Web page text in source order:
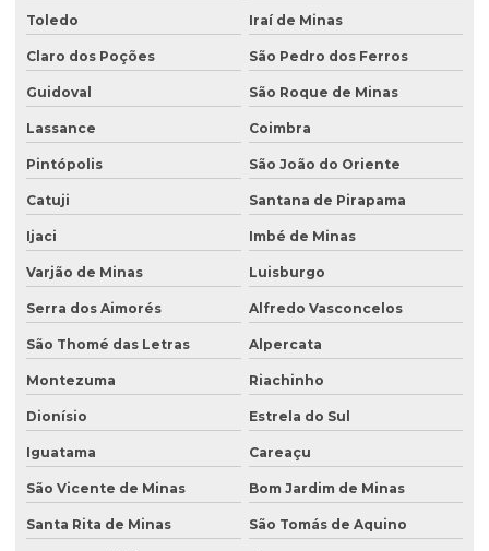
Toledo Iraí de Minas
Claro dos Poções São Pedro dos Ferros
Guidoval São Roque de Minas
Lassance Coimbra
Pintópolis São João do Oriente
Catuji Santana de Pirapama
Ijaci Imbé de Minas
Varjão de Minas Luisburgo
Serra dos Aimorés Alfredo Vasconcelos
São Thomé das Letras Alpercata
Montezuma Riachinho
Dionísio Estrela do Sul
Iguatama Careaçu
São Vicente de Minas Bom Jardim de Minas
Santa Rita de Minas São Tomás de Aquino